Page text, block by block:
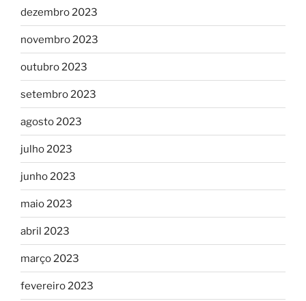
dezembro 2023
novembro 2023
outubro 2023
setembro 2023
agosto 2023
julho 2023
junho 2023
maio 2023
abril 2023
março 2023
fevereiro 2023